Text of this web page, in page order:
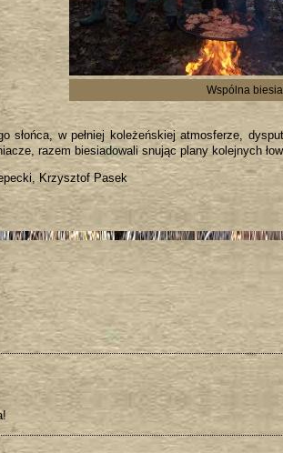
Wspólna
słońca, w pełniej koleżeńskiej atmosferze,
razem biesiadowali snując plany kolejnych
Krzysztof Pasek